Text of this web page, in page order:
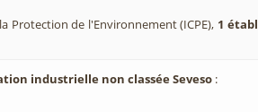
Protection de l'Environnement (ICPE), 1
industrielle non classée Seveso :